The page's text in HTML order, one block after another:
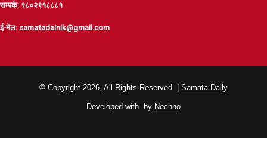
सम्पर्क: ९८०२९१८८८१
ई-मेल: samatadainik@gmail.com
© Copyright 2026, All Rights Reserved | Samata Daily
Developed with by Nechno